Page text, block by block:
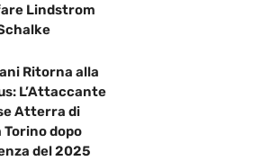
Lindstrom
Ritorna alla
L’Attaccante
Atterra di
Torino dopo
del 2025